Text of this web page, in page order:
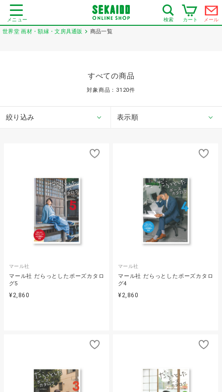
メニュー 検索 カート メール
世界堂 画材・額縁・文房具通販 商品一覧
すべての商品
対象商品： 3120件
絞り込み 表示順
マール社
マール社 だらっとしたポーズカタロ
グ5
¥2,860
マール社
マール社 だらっとしたポーズカタロ
グ4
¥2,860